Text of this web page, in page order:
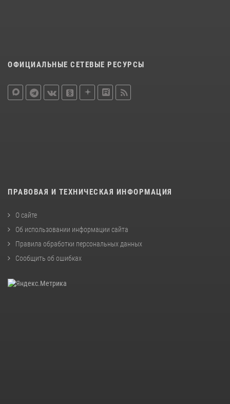
ОФИЦИАЛЬНЫЕ СЕТЕВЫЕ РЕСУРСЫ
ПРАВОВАЯ И ТЕХНИЧЕСКАЯ ИНФОРМАЦИЯ
О сайте
Об использовании информации сайта
Правила обработки персональных данных
Сообщить об ошибках